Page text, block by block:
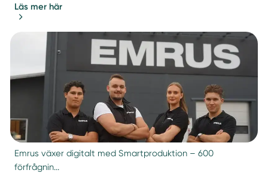
Läs mer här
Emrus växer digitalt med Smartproduktion – 600
förfrågnin...